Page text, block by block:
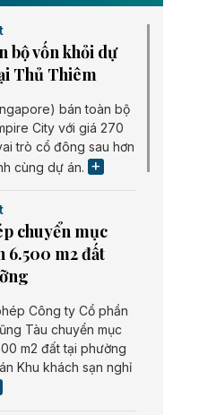
bộ vốn khỏi dự
Thủ Thiêm
bán toàn bộ
City với giá 270
trò cổ đông sau hơn
cùng dự án.
chuyển mục
6.500 m2 đất
Công ty Cổ phần
Tàu chuyển mục
m2 đất tại phường
Khu khách sạn nghỉ